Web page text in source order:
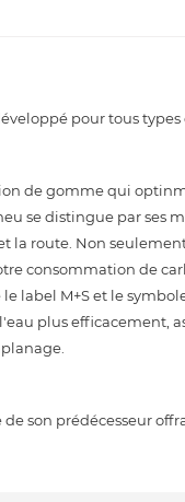
pour tous
de gomme qui
se distingue par ses
route. Non
consommation de
label M+S et le
plus efficacement,
de son prédécesseur